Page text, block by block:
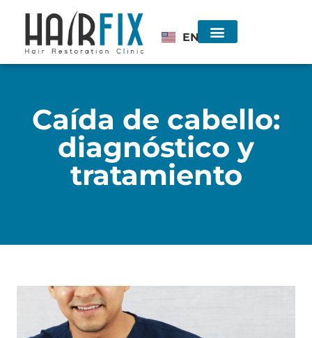
EN
Caída de cabello:
diagnóstico y
tratamiento